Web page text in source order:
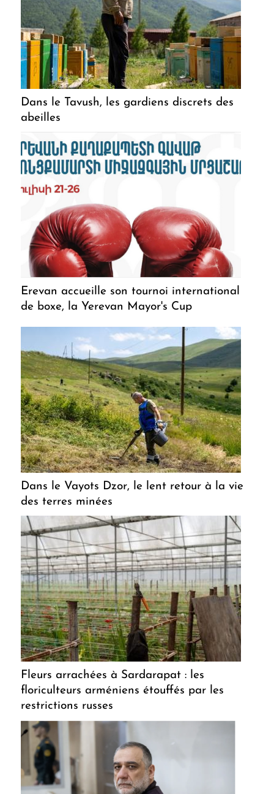
Dans le Tavush, les gardiens discrets des
abeilles
Erevan accueille son tournoi international
de boxe, la Yerevan Mayor's Cup
Dans le Vayots Dzor, le lent retour à la vie
des terres minées
Fleurs arrachées à Sardarapat : les
floriculteurs arméniens étouffés par les
restrictions russes